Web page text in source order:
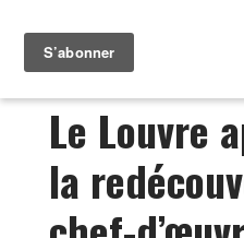
Le Louvre
la